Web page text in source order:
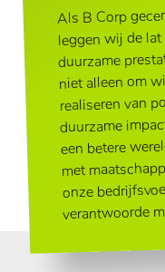
Als B Corp
leggen wij de
duurzame
niet alleen om
realiseren van
duurzame
een betere
met
onze
verantwoorde